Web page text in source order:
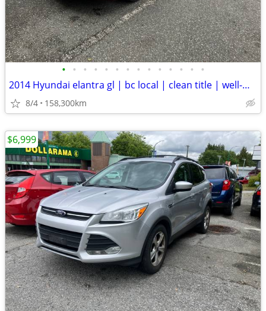
• • • • • • • • • • • • • •
2014 Hyundai elantra gl | bc local | clean title | well-maintained
8/4 158,300km
$6,999